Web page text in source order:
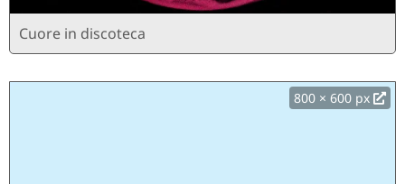
Cuore in discoteca
800 × 600 px